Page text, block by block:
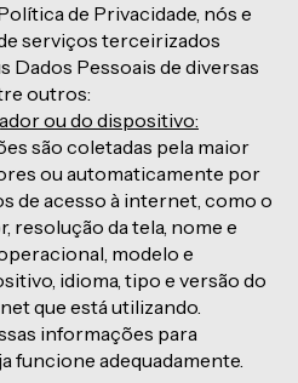
de Privacidade, nós e
serviços terceirizados
Dados Pessoais de diversas
outros:
ou do dispositivo:
são coletadas pela maior
ou automaticamente por
de acesso à internet, como o
resolução da tela, nome e
modelo e
idioma, tipo e versão do
que está utilizando.
informações para
funcione adequadamente.